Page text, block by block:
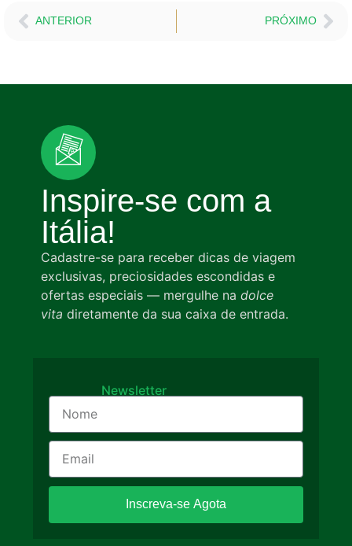
ANTERIOR PRÓXIMO
Inspire-se com a
Itália!
Cadastre-se para receber dicas de viagem
exclusivas, preciosidades escondidas e
ofertas especiais — mergulhe na dolce
vita diretamente da sua caixa de entrada.
Newsletter
Inscreva-se Agota